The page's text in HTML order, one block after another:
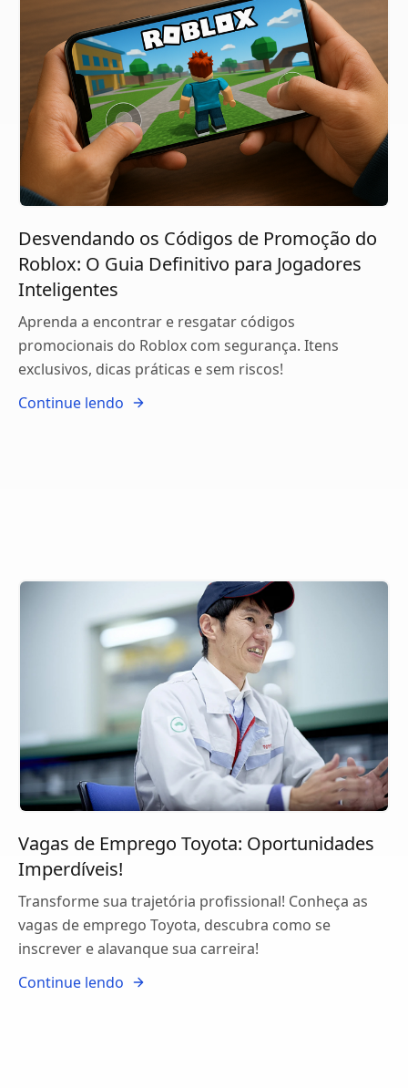
Desvendando os Códigos de Promoção do
Roblox: O Guia Definitivo para Jogadores
Inteligentes
Aprenda a encontrar e resgatar códigos
promocionais do Roblox com segurança. Itens
exclusivos, dicas práticas e sem riscos!
Continue lendo
Vagas de Emprego Toyota: Oportunidades
Imperdíveis!
Transforme sua trajetória profissional! Conheça as
vagas de emprego Toyota, descubra como se
inscrever e alavanque sua carreira!
Continue lendo